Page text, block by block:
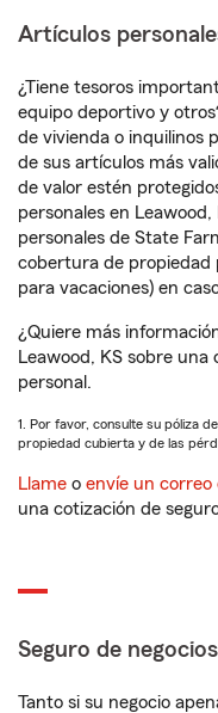
Artículos
¿Tiene tesoros
equipo deportivo y
de vivienda o inquilinos
de sus artículos más
de valor estén
personales en
personales de State
cobertura de propiedad
para vacaciones) en
¿Quiere más
Leawood, KS sobre
personal.
1. Por favor, consulte su póliza
propiedad cubierta y de las
Llame o envíe un correo
una cotización de
Seguro de negocios
Tanto si su negocio